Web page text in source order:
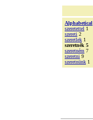
Alphabetical
szeretettel 1
szereti 2
szeretlek 1
szeretnék 5
szeretném 7
szeretni 9
szeretnünk 1